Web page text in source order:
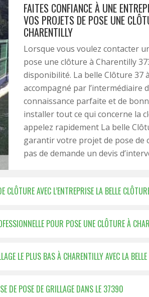
FAITES CONFIANCE À UNE
VOS PROJETS DE POSE UNE
CHARENTILLY
Lorsque vous voulez contacter
pose une clôture à Charentilly
disponibilité. La belle Clôture 37
accompagné par l’intermédiaire
connaissance parfaite et de
installer tout ce qui concerne la
appelez rapidement La belle
garantir votre projet de pose de
pas de demande un devis
AVEC L’ENTREPRISE LA BELLE
POUR POSE UNE CLÔTURE À
LE PLUS BAS À CHARENTILLY AVEC LA
DE POSE DE GRILLAGE DANS LE 37390